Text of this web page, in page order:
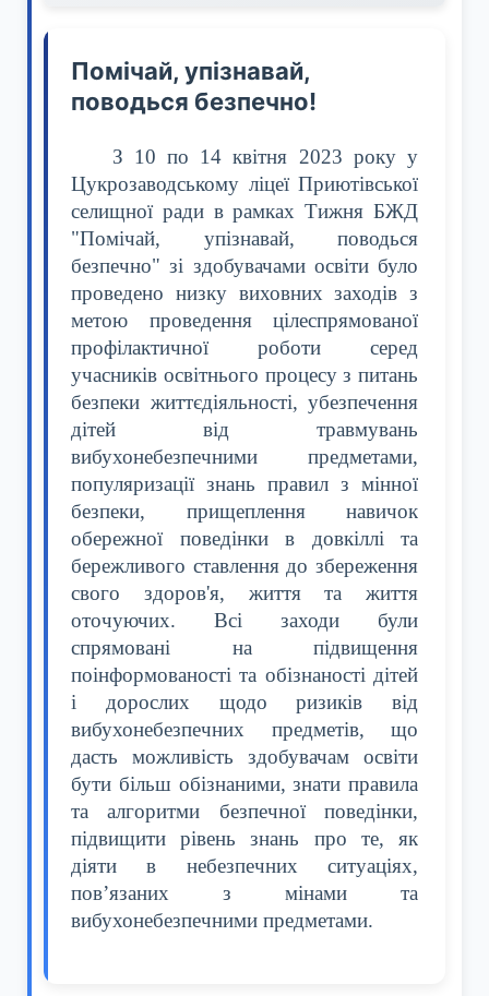
Помічай, упізнавай,
поводься безпечно!
З 10 по 14 квітня 2023 року у
Цукрозаводському ліцеї Приютівської
селищної ради в рамках Тижня БЖД
"Помічай, упізнавай, поводься
безпечно" зі здобувачами освіти було
проведено низку виховних заходів з
метою проведення цілеспрямованої
профілактичної роботи серед
учасників освітнього процесу з питань
безпеки життєдіяльності, убезпечення
дітей від травмувань
вибухонебезпечними предметами,
популяризації знань правил з мінної
безпеки, прищеплення навичок
обережної поведінки в довкіллі та
бережливого ставлення до збереження
свого здоров'я, життя та життя
оточуючих. Всі заходи були
спрямовані на підвищення
поінформованості та обізнаності дітей
і дорослих щодо ризиків від
вибухонебезпечних предметів, що
дасть можливість здобувачам освіти
бути більш обізнаними, знати правила
та алгоритми безпечної поведінки,
підвищити рівень знань про те, як
діяти в небезпечних ситуаціях,
пов’язаних з мінами та
вибухонебезпечними предметами.